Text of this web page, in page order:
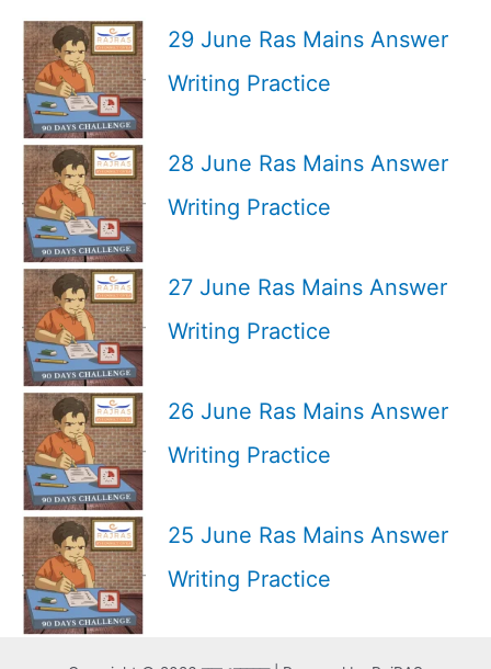
29 June Ras Mains Answer
Writing Practice
28 June Ras Mains Answer
Writing Practice
27 June Ras Mains Answer
Writing Practice
26 June Ras Mains Answer
Writing Practice
25 June Ras Mains Answer
Writing Practice